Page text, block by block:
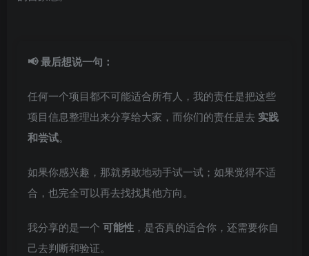
📢 最后想说一句：
任何一个项目都不可能适合所有人，我的责任是把这些
项目信息整理出来分享给大家，而你们的责任是去 实践
和尝试。
如果你感兴趣，那就勇敢地动手试一试；如果觉得不适
合，也完全可以再去找找其他方向。
我分享的是一个 可能性 ，是否真的适合你，还需要你自
己去判断和验证。